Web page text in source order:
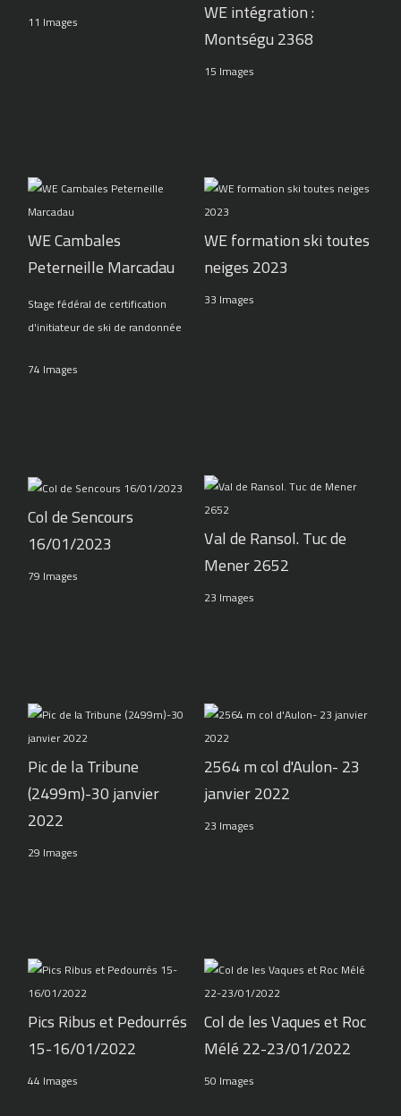
11 Images
WE intégration :
Montségu 2368
15 Images
WE Cambales
Peterneille Marcadau
Stage fédéral de certification
d'initiateur de ski de randonnée
74 Images
WE formation ski toutes
neiges 2023
33 Images
Col de Sencours
16/01/2023
79 Images
Val de Ransol. Tuc de
Mener 2652
23 Images
Pic de la Tribune
(2499m)-30 janvier
2022
29 Images
2564 m col d'Aulon- 23
janvier 2022
23 Images
Pics Ribus et Pedourrés
15-16/01/2022
44 Images
Col de les Vaques et Roc
Mélé 22-23/01/2022
50 Images